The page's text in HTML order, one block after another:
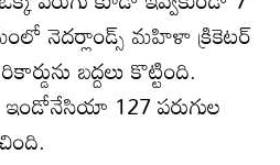
నెదర్లాండ్స్‌ మహిళా క్రికెటర్‌
బద్దలు కొట్టింది.
127 పరుగుల